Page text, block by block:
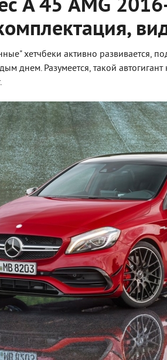
А 45 AMG
хетчбеки активно развивается,
днем. Разумеется, такой